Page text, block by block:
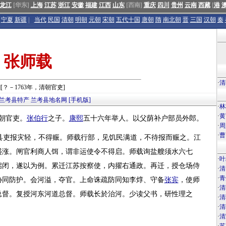
江[华东] 上海 江苏 浙江 安徽 福建 江西 山东[西南] 重庆 四川 贵州 云南 西藏[港
宁夏 新疆 当代 民国 清朝 明朝 元朝 宋朝 五代十国 唐朝 隋 南北朝 晋 三国 汉朝 秦
张师载
？－1763年，清朝官吏]
考县特产 兰考县地名网 [手机版]
官吏。 张伯行之子。 康熙五十六年举人。以父荫补户部员外郎。
报灾轻，不得赈。师载行部，见饥民满道，不待报而赈之。江
。闸官利商人饵，谓非运使令不得启。师载询盐艘须水六七
，遂以为例。累迁江苏按察使，内擢右通政。再迁，授仓场侍
防护。会河溢，夺官。上命诛疏防同知李焞、守备张宾，使师
。复授河东河道总督。师载长於治河。少读父书，研性理之
·
·
·
·
·
·
·
·
·
·
·
·